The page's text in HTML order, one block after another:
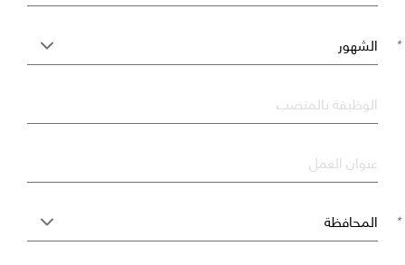
*
الوظيفة بالمنصب
عنوان العمل
*